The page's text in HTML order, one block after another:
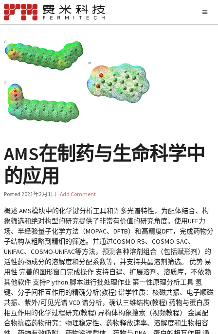
AMS在制药与生命科学中
的应用
Posted 2021年2月1日 · Add Comment
概述 AMS模块中的化学键分析工具和许多光谱特性，为配体结合、构
象筛选和绝对构型的研究提供了非常有价值的研究角度。使用UFF力
场、半经验量子化学方法（MOPAC、DFTB）和高精度DFT，完成药物分
子结构从粗略到精细的筛选。并通过COSMO-RS、COSMO-SAC、
UNIFAC、COSMO-UNIFAC等方法，预测各种溶剂组合（包括赋形剂）的
活性药物成分的溶解度和分配系数等，并支持共晶溶剂筛选。 优势 易
用性 完善的图形窗口完成操作 支持自建、扩展溶剂、溶质库，不依赖
其他软件 支持P ython 脚本进行批处理作业 第一性原理分析工具 氢
键、分子间相互作用的精确分析(教程) 谱学性质：核磁共振、电子顺磁
共振、紫外/可见光谱 VCD 谱分析，确认三维结构(教程) 药物与蛋白质
相互作用的化学过程研究(教程) 异构体构象搜索（视频教程） 金属配
合物抗癌药物研究：物理稳定性、药物释放速率、溶解度和生物相容